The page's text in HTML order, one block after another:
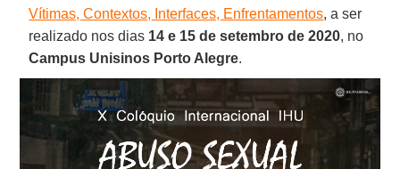
Vítimas, Contextos, Interfaces, Enfrentamentos, a ser
realizado nos dias 14 e 15 de setembro de 2020, no
Campus Unisinos Porto Alegre.